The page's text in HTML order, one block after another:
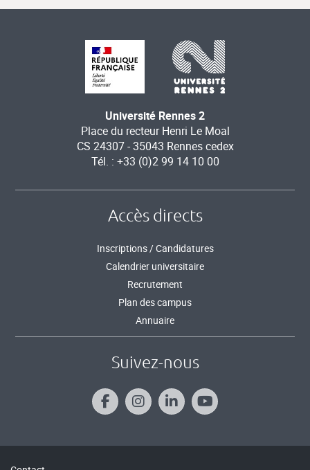
Université Rennes 2
Place du recteur Henri Le Moal
CS 24307 - 35043 Rennes cedex
Tél. : +33 (0)2 99 14 10 00
Accès directs
Inscriptions / Candidatures
Calendrier universitaire
Recrutement
Plan des campus
Annuaire
Suivez-nous